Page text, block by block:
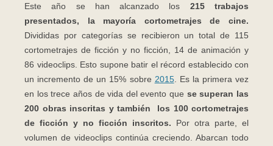
Este año se han alcanzado los 215 trabajos
presentados, la mayoría cortometrajes de cine.
Divididas por categorías se recibieron un total de 115
cortometrajes de ficción y no ficción, 14 de animación y
86 videoclips. Esto supone batir el récord establecido con
un incremento de un 15% sobre 2015. Es la primera vez
en los trece años de vida del evento que se superan las
200 obras inscritas y también los 100 cortometrajes
de ficción y no ficción inscritos. Por otra parte, el
volumen de videoclips continúa creciendo. Abarcan todo